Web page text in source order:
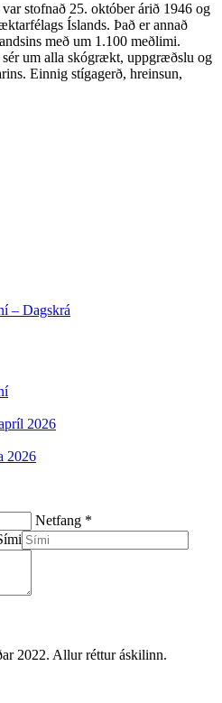
stofnað 25. október árið 1946 og
Íslands. Það er annað
með um 1.100 meðlimi.
um alla skógrækt, uppgræðslu og
Einnig stígagerð, hreinsun,
– Dagskrá
2026
2026
Netfang *
2022. Allur réttur áskilinn.